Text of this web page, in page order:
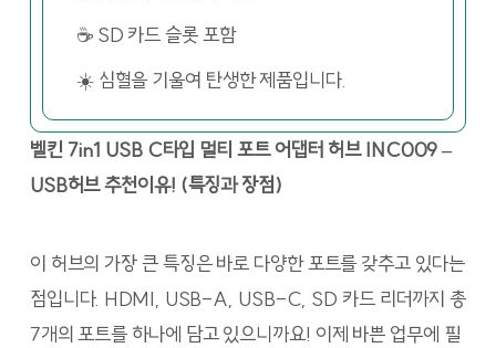
☕ SD 카드 슬롯 포함
☀️ 심혈을 기울여 탄생한 제품입니다.
벨킨 7in1 USB C타입 멀티 포트 어댑터 허브 INC009 –
USB허브 추천이유! (특징과 장점)
이 허브의 가장 큰 특징은 바로 다양한 포트를 갖추고 있다는
점입니다. HDMI, USB-A, USB-C, SD 카드 리더까지 총
7개의 포트를 하나에 담고 있으니까요! 이제 바쁜 업무에 필